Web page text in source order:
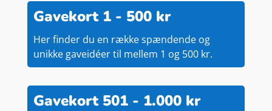
Gavekort 1 - 500 kr
Her finder du en række spændende og
unikke gaveidéer til mellem 1 og 500 kr.
Gavekort 501 - 1.000 kr